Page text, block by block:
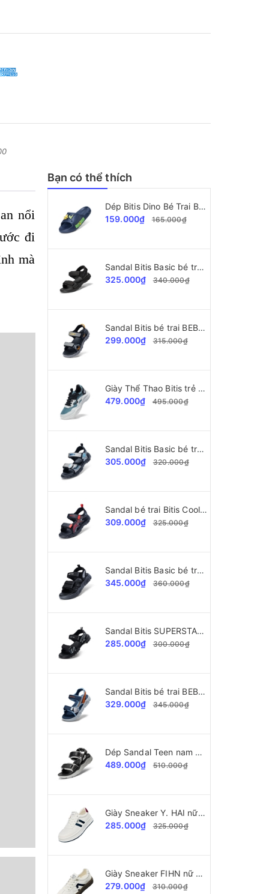
nổi
đi
mà
Bạn có thể thích
Dép Bitis Dino Bé Trai BEB008700
159.000₫
165.000₫
Sandal Bitis Basic bé trai BEB008000
325.000₫
340.000₫
Sandal Bitis bé trai BEB005900
299.000₫
315.000₫
Giày Thể Thao Bitis trẻ em BSB009000
479.000₫
495.000₫
Sandal Bitis Basic bé trai BEB007700
305.000₫
320.000₫
Sandal bé trai Bitis Cool Kids BEB008100
309.000₫
325.000₫
Sandal Bitis Basic bé trai BEB008200
345.000₫
360.000₫
Sandal Bitis SUPERSTAR Collection bé trai BPB002300
285.000₫
300.000₫
Sandal Bitis bé trai BEB006800
329.000₫
345.000₫
Dép Sandal Teen nam Bitis Helio BEB008300
489.000₫
510.000₫
Giày Sneaker Y. HAI nữ A2028 da xịn cao cấp
285.000₫
325.000₫
Giày Sneaker FIHN nữ da xịn F705 cao cấp
279.000₫
310.000₫